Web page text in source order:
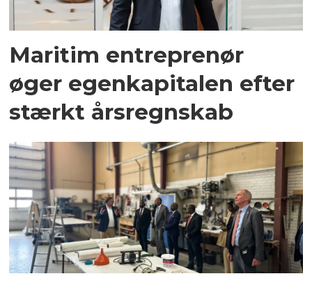
Maritim entreprenør
øger egenkapitalen efter
stærkt årsregnskab